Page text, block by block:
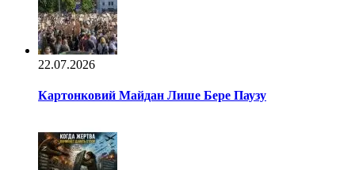
22.07.2026
Картонковий Майдан Лише Бере Паузу